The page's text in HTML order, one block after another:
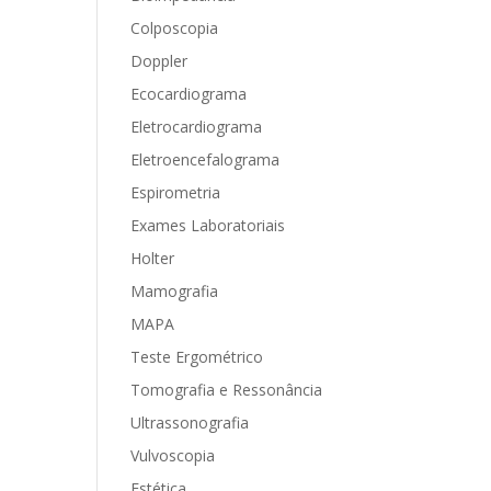
Colposcopia
Doppler
Ecocardiograma
Eletrocardiograma
Eletroencefalograma
Espirometria
Exames Laboratoriais
Holter
Mamografia
MAPA
Teste Ergométrico
Tomografia e Ressonância
Ultrassonografia
Vulvoscopia